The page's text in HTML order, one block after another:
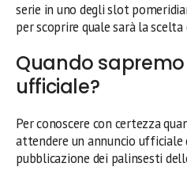
serie in uno degli slot
per scoprire quale sarà la
Quando
ufficiale?
Per conoscere con certezza
attendere un annuncio ufficiale
pubblicazione dei palinsesti